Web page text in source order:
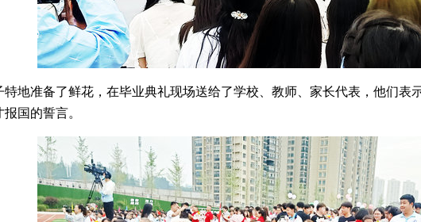
特地准备了鲜花，在毕业典礼现场送给了学校、教师、家长代表，他们表
国的誓言。